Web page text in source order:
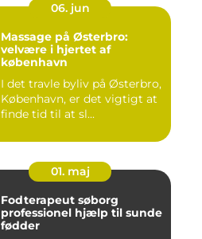
06. jun
Massage på Østerbro:
velvære i hjertet af
københavn
I det travle byliv på Østerbro,
København, er det vigtigt at
finde tid til at sl...
01. maj
Fodterapeut søborg
professionel hjælp til sunde
fødder